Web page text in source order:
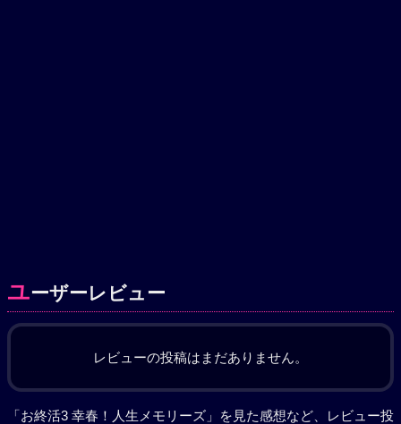
ユーザーレビュー
レビューの投稿はまだありません。
「お終活3 幸春！人生メモリーズ」を見た感想など、レビュー投